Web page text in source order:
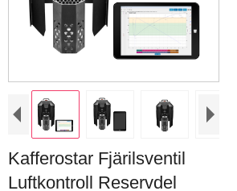
Kafferostar Fjärilsventil
Luftkontroll Reservdel